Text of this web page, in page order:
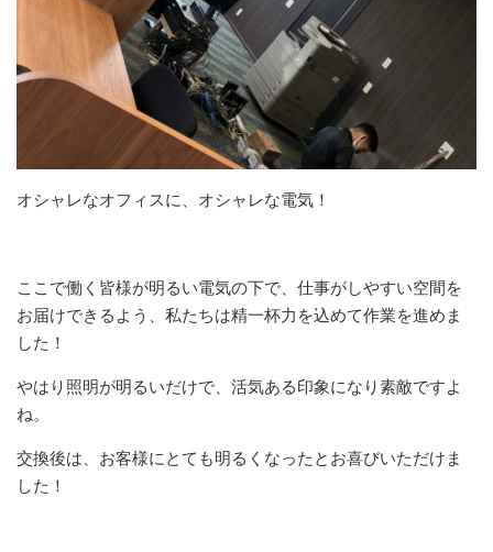
オシャレなオフィスに、オシャレな電気！
ここで働く皆様が明るい電気の下で、仕事がしやすい空間を
お届けできるよう、私たちは精一杯力を込めて作業を進めま
した！
やはり照明が明るいだけで、活気ある印象になり素敵ですよ
ね。
交換後は、お客様にとても明るくなったとお喜びいただけま
した！